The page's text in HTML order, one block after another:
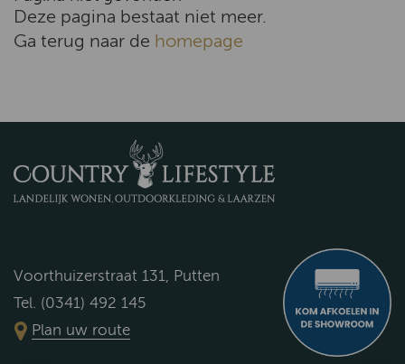
Deze pagina bestaat niet meer.
Ga terug naar de homepage
Voorthuizerstraat 131, Putten
Tel. (0341) 492 145
Plan uw route